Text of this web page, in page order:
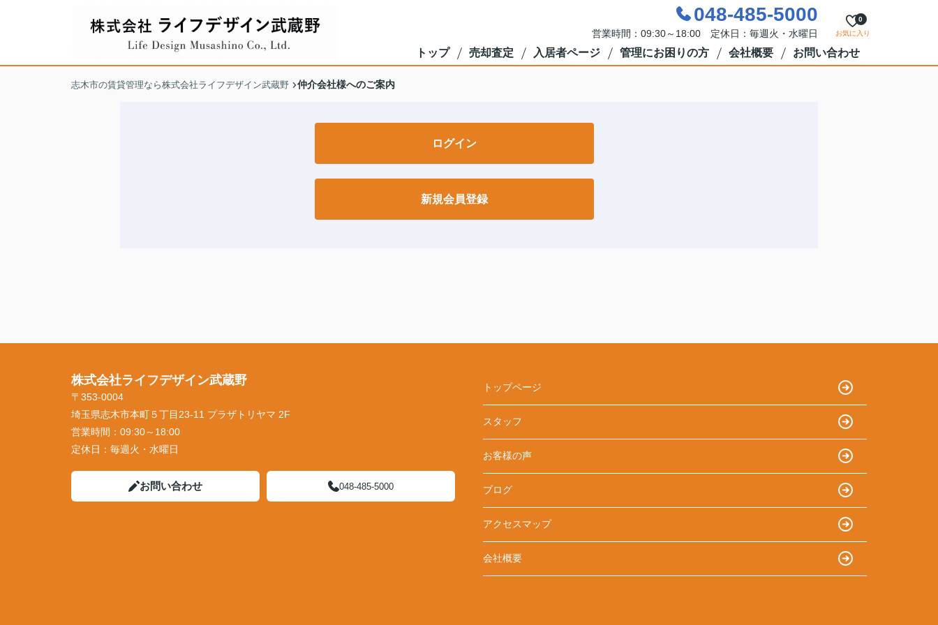
048-485-5000
営業時間：09:30～18:00 定休日：毎週火・水曜日 お気に入り
0
トップ 売却査定 入居者ページ 管理にお困りの方 会社概要 お問い合わせ
志木市の賃貸管理なら株式会社ライフデザイン武蔵野 仲介会社様へのご案内
ログイン
新規会員登録
株式会社ライフデザイン武蔵野
〒353-0004
埼玉県志木市本町５丁目23-11 プラザトリヤマ 2F
営業時間： 09:30～18:00
定休日： 毎週火・水曜日
お問い合わせ 048-485-5000
トップページ
スタッフ
お客様の声
ブログ
アクセスマップ
会社概要